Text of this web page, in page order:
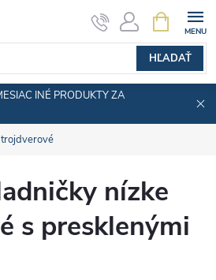
HĽADAŤ
KOŠÍK
INÉ PRODUKTY ZA
nízke
s presklenými